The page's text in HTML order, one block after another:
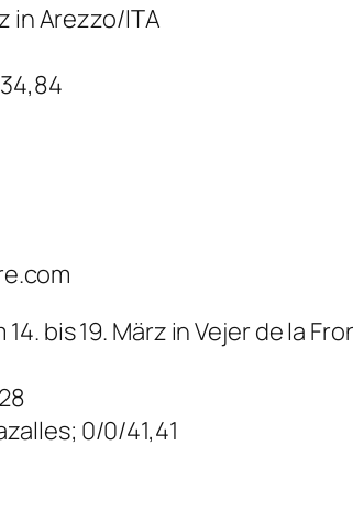
in Arezzo/ITA
bis 19. März in Vejer de la
0/0/41,41